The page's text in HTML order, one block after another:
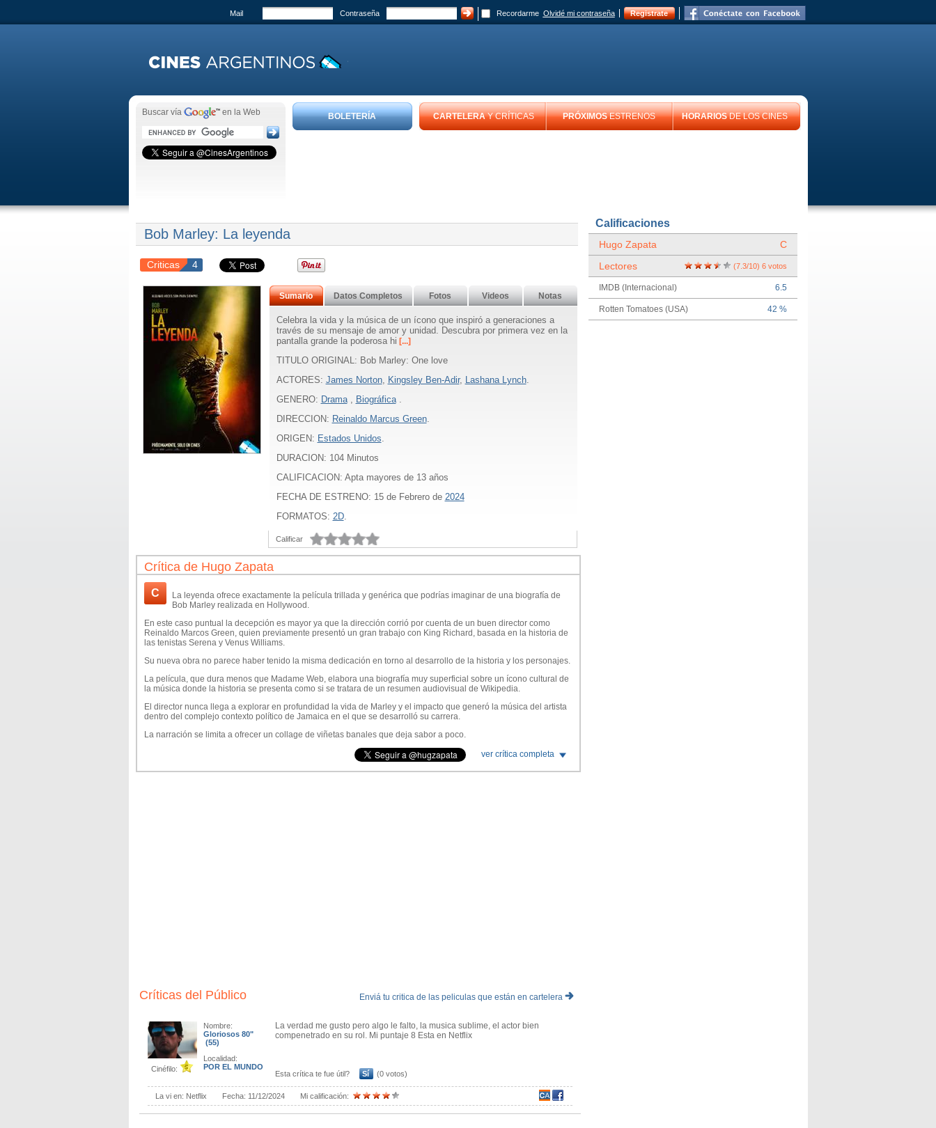
Mail Contraseña Recordarme Olvidé mi contraseña Registrate
Buscar vía en la Web BOLETERÍA CARTELERAY CRÍTICAS PRÓXIMOSESTRENOS HORARIOSDE LOS CINES
Bob Marley: La leyenda
Criticas 4
Sumario Datos Completos Fotos Videos Notas
Celebra la vida y la música de un ícono que inspiró a generaciones a
través de su mensaje de amor y unidad. Descubra por primera vez en la
pantalla grande la poderosa hi [...]
TITULO ORIGINAL: Bob Marley: One love
ACTORES: James Norton, Kingsley Ben-Adir, Lashana Lynch.
GENERO: Drama, Biográfica.
DIRECCION: Reinaldo Marcus Green.
ORIGEN: Estados Unidos.
DURACION: 104Minutos
CALIFICACION: Apta mayores de 13 años
FECHA DE ESTRENO: 15 de Febrero de 2024
FORMATOS: 2D.
Calificar
Crítica de Hugo Zapata
C
La leyenda ofrece exactamente la película trillada y genérica que podrías imaginar de una biografía de
Bob Marley realizada en Hollywood.
En este caso puntual la decepción es mayor ya que la dirección corrió por cuenta de un buen director como
Reinaldo Marcos Green, quien previamente presentó un gran trabajo con King Richard, basada en la historia de
las tenistas Serena y Venus Williams.
Su nueva obra no parece haber tenido la misma dedicación en torno al desarrollo de la historia y los personajes.
La película, que dura menos que Madame Web, elabora una biografía muy superficial sobre un ícono cultural de
la música donde la historia se presenta como si se tratara de un resumen audiovisual de Wikipedia.
El director nunca llega a explorar en profundidad la vida de Marley y el impacto que generó la música del artista
dentro del complejo contexto político de Jamaica en el que se desarrolló su carrera.
La narración se limita a ofrecer un collage de viñetas banales que deja sabor a poco.
Kingsley Ben-Adir (Peaky Blinders) es un buen actor pero su labor en el rol principal se acerca más a la
recreación de un Cosplay para un festival de música reggae que a la composición de un personaje.
ver crítica completa
Enviá tu critica de las peliculas que están en cartelera
Críticas del Público
Cinéfilo:
Nombre:
Gloriosos 80"
(55)
Localidad:
POR EL MUNDO
La verdad me gusto pero algo le falto, la musica sublime, el actor bien
compenetrado en su rol. Mi puntaje 8 Esta en Netflix
Esta crítica te fue útil? Sí (0 votos)
La vi en: Netflix Fecha: 11/12/2024 Mi calificación:
Calificaciones
Hugo Zapata
C
Lectores
(7.3/10) 6votos
IMDB (Internacional) 6.5
Rotten Tomatoes (USA) 42 %